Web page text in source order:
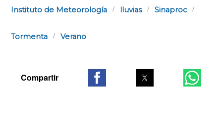
Instituto de Meteorología lluvias Sinaproc
Tormenta Verano